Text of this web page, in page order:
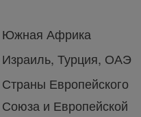
Южная Африка
Израиль, Турция, ОАЭ
Страны Европейского
Союза и Европейской